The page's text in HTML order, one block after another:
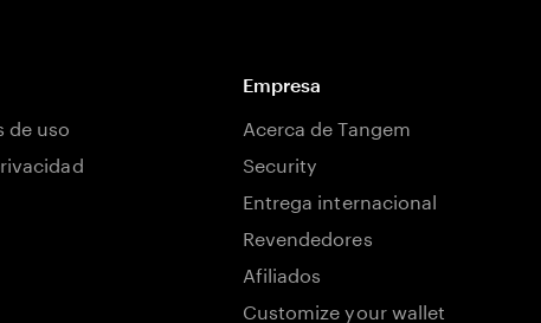
de uso
Empresa
Acerca de Tangem
Security
Entrega internacional
Revendedores
Afiliados
Customize your wallet